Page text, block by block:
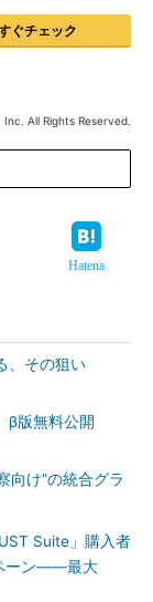
ぐチェック
All Rights Reserved.
Hatena
、その狙い
版無料公開
向け”の統合グラ
Suite」購入者
ーン――最大